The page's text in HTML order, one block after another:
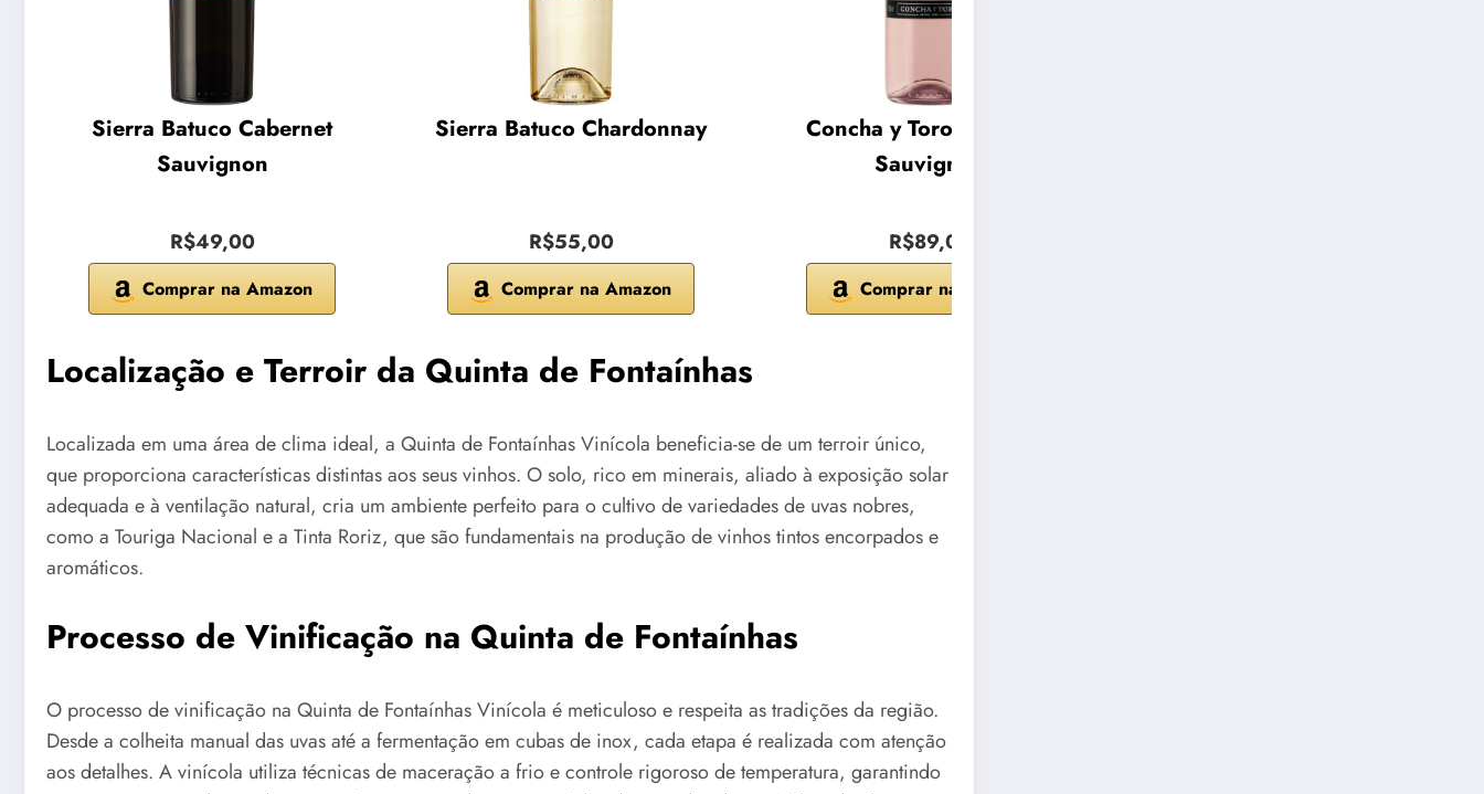
Sierra Batuco Cabernet
Sauvignon
R$49,00
Comprar na Amazon
Sierra Batuco Chardonnay
R$55,00
Comprar na Amazon
Concha y Toro Cabernet
Sauvignon
R$89,00
Comprar na Amazon
Localização e Terroir da Quinta de Fontaínhas
Localizada em uma área de clima ideal, a Quinta de Fontaínhas Vinícola beneficia-se de um terroir único,
que proporciona características distintas aos seus vinhos. O solo, rico em minerais, aliado à exposição solar
adequada e à ventilação natural, cria um ambiente perfeito para o cultivo de variedades de uvas nobres,
como a Touriga Nacional e a Tinta Roriz, que são fundamentais na produção de vinhos tintos encorpados e
aromáticos.
Processo de Vinificação na Quinta de Fontaínhas
O processo de vinificação na Quinta de Fontaínhas Vinícola é meticuloso e respeita as tradições da região.
Desde a colheita manual das uvas até a fermentação em cubas de inox, cada etapa é realizada com atenção
aos detalhes. A vinícola utiliza técnicas de maceração a frio e controle rigoroso de temperatura, garantindo